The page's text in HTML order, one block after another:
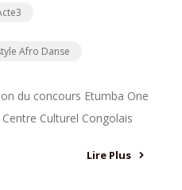
Afro Danse
du concours Etumba One
Culturel Congolais
Lire Plus